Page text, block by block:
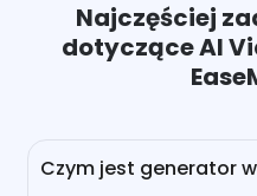
Najczęściej
dotyczące AI
Czym jest generator